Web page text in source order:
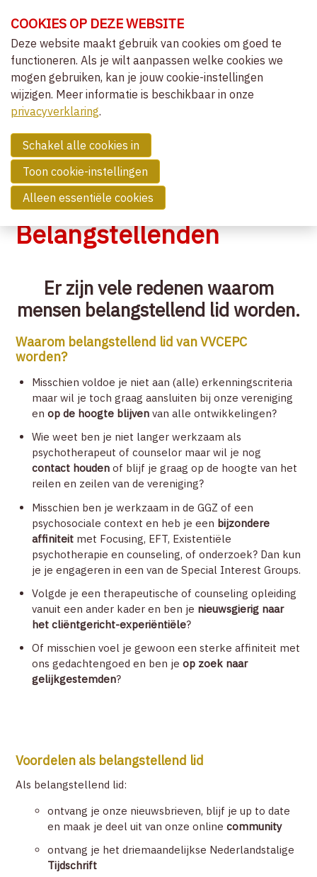
links
over
Spring
naar
de
navigatie
naar
de
inhoud
Belangstellenden
Er zijn vele redenen waarom
mensen belangstellend lid worden.
Waarom belangstellend lid van VVCEPC
worden?
Misschien voldoe je niet aan (alle) erkenningscriteria
maar wil je toch graag aansluiten bij onze vereniging
en op de hoogte blijvenvan alle ontwikkelingen?
Wie weet ben je niet langer werkzaam als
psychotherapeut of counselor maar wil je nog
contact houdenof blijf je graag op de hoogte van het
reilen en zeilen van de vereniging?
Misschien ben je werkzaam in de GGZ of een
psychosociale context en heb je een bijzondere
affiniteitmet Focusing, EFT, Existentiële
psychotherapie en counseling, of onderzoek? Dan kun
je je engageren in een van de Special Interest Groups.
Volgde je een therapeutische of counseling opleiding
vanuit een ander kader en ben je nieuwsgierig naar
het cliëntgericht-experiëntiële?
Of misschien voel je gewoon een sterke affiniteit met
ons gedachtengoed en ben je op zoek naar
gelijkgestemden?
Voordelen als belangstellend lid
Als belangstellend lid:
ontvang je onze nieuwsbrieven, blijf je up to date
en maak je deel uit van onze onlinecommunity
ontvang je het driemaandelijkse Nederlandstalige
Tijdschrift
OVER VVCEPC
CLIËNTGERICHT-EXPERIËNTIEEL
AANVRAAG LIDMAATSCHAP
ERKENDE OPLEIDINGEN
ERKENDE LEDEN
BELANGSTELLENDEN
(ASPIRANT) SUPERVISOREN
NIEUWS
COMMUNITY
CONTACT
ZOEK
ACCOUNT
COOKIES OP DEZE WEBSITE
Deze website maakt gebruik van cookies om goed te
functioneren. Als je wilt aanpassen welke cookies we
mogen gebruiken, kan je jouw cookie-instellingen
wijzigen. Meer informatie is beschikbaar in onze
privacyverklaring.
Schakel alle cookies in
Toon cookie-instellingen
Alleen essentiële cookies